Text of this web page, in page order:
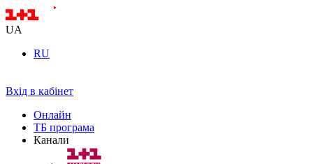
UA
RU
Вхід в кабінет
Онлайн
ТБ програма
Канали